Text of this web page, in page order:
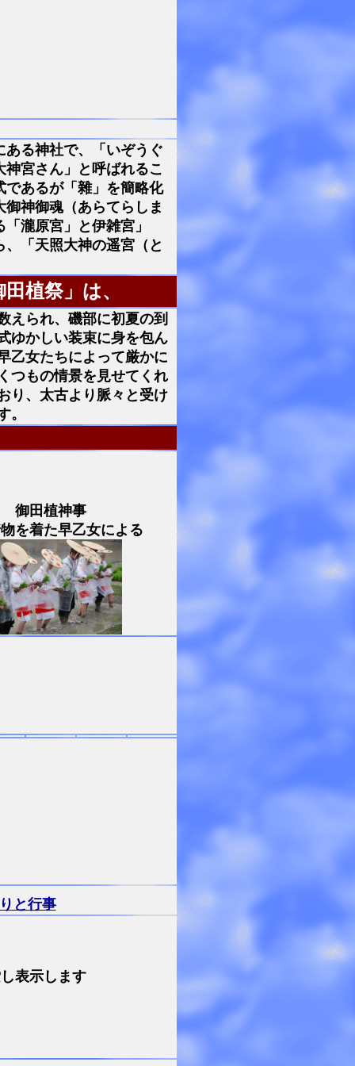
る神社で、「いぞうぐ
宮さん」と呼ばれるこ
であるが「雜」を簡略化
神御魂（あらてらしま
瀧原宮」と伊雑宮」
「天照大神の遥宮（と
植祭」は、
えられ、磯部に初夏の到
ゆかしい装束に身を包ん
乙女たちによって厳かに
つもの情景を見せてくれ
り、太古より脈々と受け
。
御田植神事
を着た早乙女による
と行事
表示します